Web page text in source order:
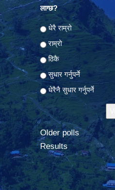
लाग्छ?
Choices
धेरै राम्रो
राम्रो
ठिकै
सुधार गर्नुपर्ने
धेरैनै सुधार गर्नुपर्ने
Older polls
Results